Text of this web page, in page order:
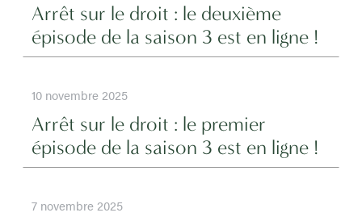
Arrêt sur le droit : le deuxième
épisode de la saison 3 est en ligne !
10 novembre 2025
Arrêt sur le droit : le premier
épisode de la saison 3 est en ligne !
7 novembre 2025